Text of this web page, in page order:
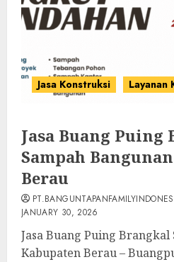
Jasa Konstruksi Layanan
Jasa Buang Puing
Sampah
Berau
JANUARY 30, 2026
Jasa Buang Puing
Kabupaten Berau –